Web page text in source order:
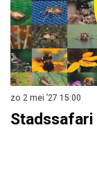
Stadssafari
zo 2 mei ’27 15:00